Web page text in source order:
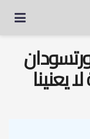
يعنينا